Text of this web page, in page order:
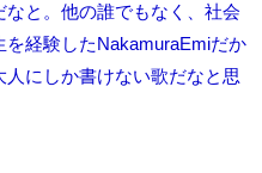
と。他の誰でもなく、社会
を経験したNakamuraEmiだか
にしか書けない歌だなと思